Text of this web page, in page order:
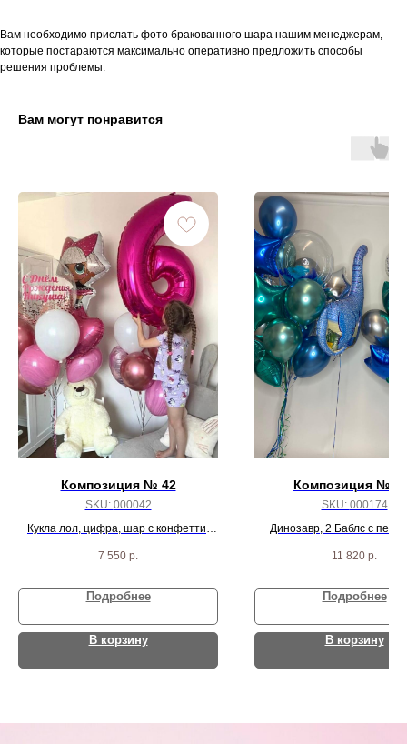
Вам необходимо прислать фото бракованного шара нашим менеджерам,
которые постараются максимально оперативно предложить способы
решения проблемы.
Вам могут понравится
Композиция № 42
SKU: 000042
Кукла лол, цифра, шар с конфетти,
сердца и 9 бело-розовых шаров
7 550 р.
Подробнее
В корзину
Композиция №
SKU: 000174
Динозавр, 2 Баблс с
11 820 р.
Подробнее
В корзину